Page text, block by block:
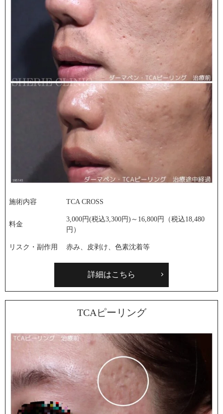
施術内容 TCA CROSS
料金
3,000円(税込3,300円)～16,800円（税込18,480
円）
リスク・副作用 赤み、皮剥け、色素沈着等
詳細はこちら
TCAピーリング